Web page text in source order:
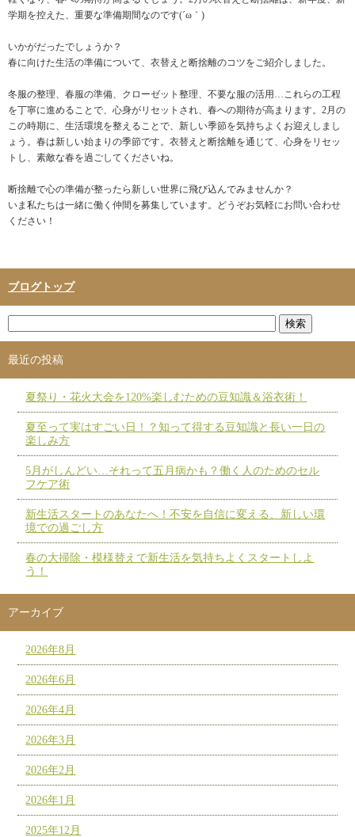
学期を控えた、重要な準備期間なのです(´ω｀)
いかがだったでしょうか？
春に向けた生活の準備について、衣替えと断捨離のコツをご紹介しました。
冬服の整理、春服の準備、クローゼット整理、不要な服の活用…これらの工程
を丁寧に進めることで、心身がリセットされ、春への期待が高まります。2月の
この時期に、生活環境を整えることで、新しい季節を気持ちよくお迎えしまし
ょう。春は新しい始まりの季節です。衣替えと断捨離を通じて、心身をリセッ
トし、素敵な春を過ごしてくださいね。
断捨離で心の準備が整ったら新しい世界に飛び込んでみませんか？
いま私たちは一緒に働く仲間を募集しています。どうぞお気軽にお問い合わせ
ください！
ブログトップ
最近の投稿
夏祭り・花火大会を120%楽しむための豆知識＆浴衣術！
夏至って実はすごい日！？知って得する豆知識と長い一日の
楽しみ方
5月がしんどい…それって五月病かも？働く人のためのセル
フケア術
新生活スタートのあなたへ！不安を自信に変える、新しい環
境での過ごし方
春の大掃除・模様替えで新生活を気持ちよくスタートしよ
う！
アーカイブ
2026年8月
2026年6月
2026年4月
2026年3月
2026年2月
2026年1月
2025年12月